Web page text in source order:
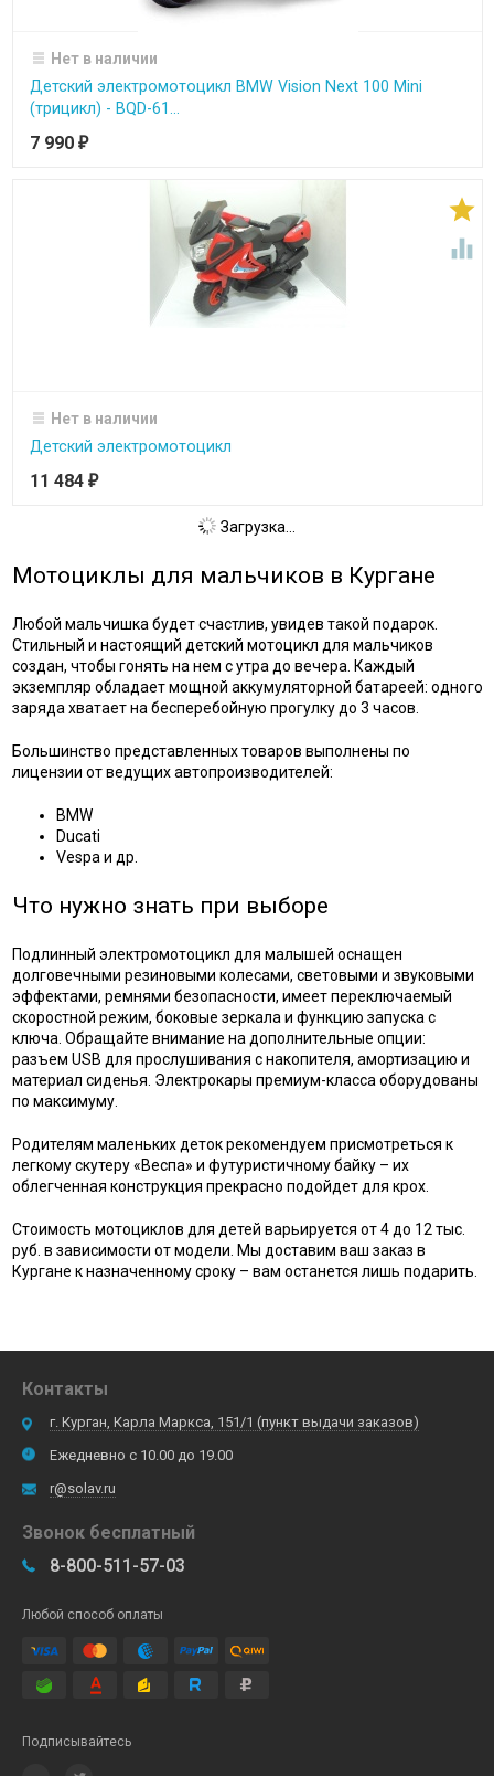
Нет в наличии
Детский электромотоцикл BMW Vision Next 100 Mini
(трицикл) - BQD-61...
7 990 ₽


Нет в наличии
Детский электромотоцикл
11 484 ₽
Загрузка...
Мотоциклы для мальчиков в Кургане
Любой мальчишка будет счастлив, увидев такой подарок.
Стильный и настоящий детский мотоцикл для мальчиков
создан, чтобы гонять на нем с утра до вечера. Каждый
экземпляр обладает мощной аккумуляторной батареей: одного
заряда хватает на бесперебойную прогулку до 3 часов.
Большинство представленных товаров выполнены по
лицензии от ведущих автопроизводителей:
BMW
Ducati
Vespa и др.
Что нужно знать при выборе
Подлинный электромотоцикл для малышей оснащен
долговечными резиновыми колесами, световыми и звуковыми
эффектами, ремнями безопасности, имеет переключаемый
скоростной режим, боковые зеркала и функцию запуска с
ключа. Обращайте внимание на дополнительные опции:
разъем USB для прослушивания с накопителя, амортизацию и
материал сиденья. Электрокары премиум-класса оборудованы
по максимуму.
Родителям маленьких деток рекомендуем присмотреться к
легкому скутеру «Веспа» и футуристичному байку – их
облегченная конструкция прекрасно подойдет для крох.
Стоимость мотоциклов для детей варьируется от 4 до 12 тыс.
руб. в зависимости от модели. Мы доставим ваш заказ в
Кургане к назначенному сроку – вам останется лишь подарить.
Контакты
г. Курган, Карла Маркса, 151/1 (пункт выдачи заказов)
Ежедневно с 10.00 до 19.00
r@solav.ru
Звонок бесплатный
8-800-511-57-03
Любой способ оплаты
Подписывайтесь